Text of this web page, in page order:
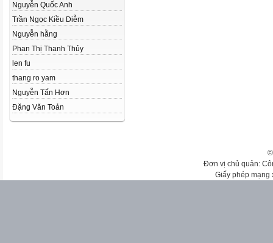
Nguyễn Quốc Anh
Trần Ngọc Kiều Diễm
Nguyễn hằng
Phan Thị Thanh Thủy
len fu
thang ro yam
Nguyễn Tấn Hơn
Đặng Văn Toản
Đơn vị chủ quản:
Giấy phép mạng